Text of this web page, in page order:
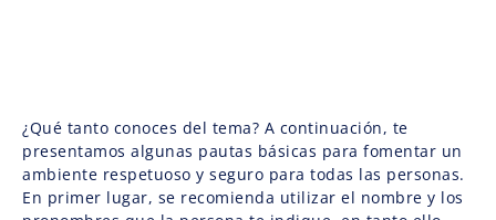
¿Qué tanto conoces del tema? A continuación, te
presentamos algunas pautas básicas para fomentar un
ambiente respetuoso y seguro para todas las personas.
En primer lugar, se recomienda utilizar el nombre y los